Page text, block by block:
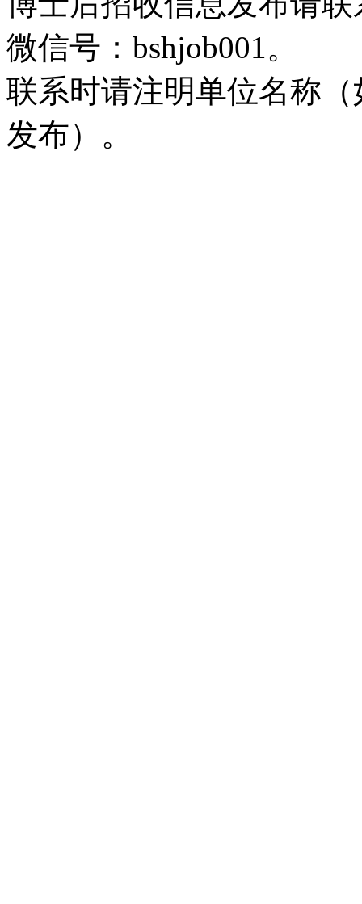
微信号：bshjob001。
联系时请注明单位名称
发布）。